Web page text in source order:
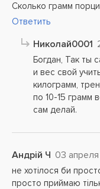
Сколько грамм
Ответить
Николай0001
Богдан, Так ты
и вес свой
килограмм,
по 10-15 грамм
сам делай.
Андрій Ч 03 апреля
не хотілося би
просто приймаю